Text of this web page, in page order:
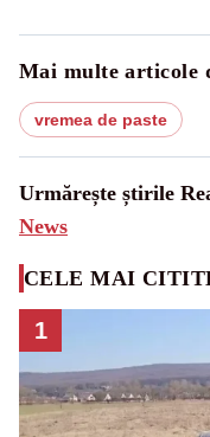
Mai multe articole
vremea de paste
Urmărește știrile
News
CELE MAI
1